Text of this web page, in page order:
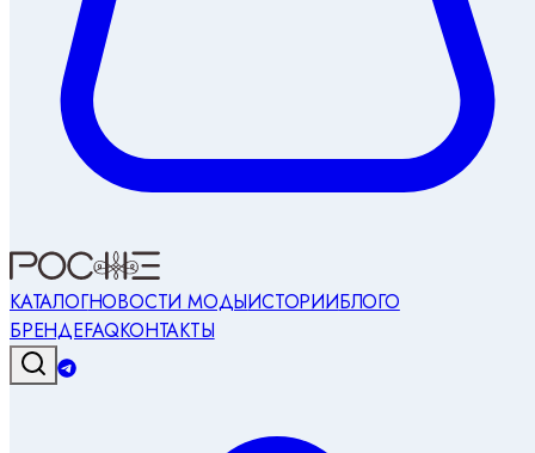
КАТАЛОГНОВОСТИ МОДЫИСТОРИИБЛОГО
БРЕНДЕFAQКОНТАКТЫ